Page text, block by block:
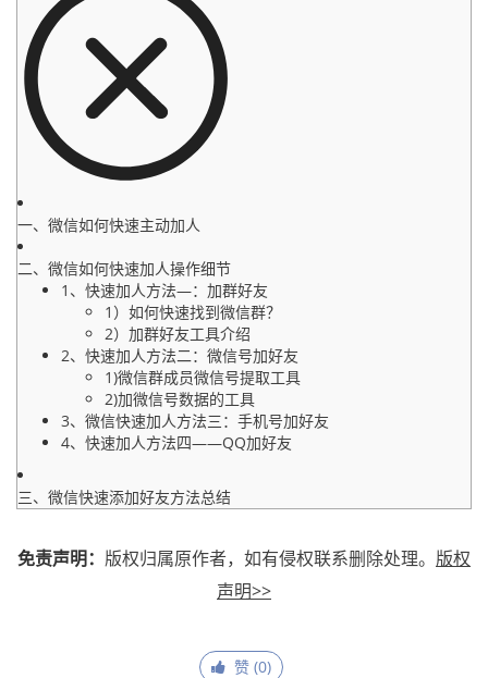
一、微信如何快速主动加人
二、微信如何快速加人操作细节
1、快速加人方法—：加群好友
1）如何快速找到微信群？
2）加群好友工具介绍
2、快速加人方法二：微信号加好友
1)微信群成员微信号提取工具
2)加微信号数据的工具
3、微信快速加人方法三：手机号加好友
4、快速加人方法四——QQ加好友
三、微信快速添加好友方法总结
免责声明： 版权归属原作者，如有侵权联系删除处理。 版权
声明>>
赞 (0)